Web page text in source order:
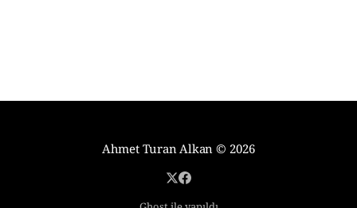
Ahmet Turan Alkan © 2026